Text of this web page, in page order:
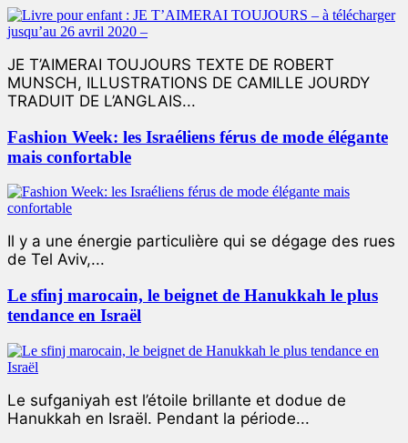
JE T’AIMERAI TOUJOURS TEXTE DE ROBERT
MUNSCH, ILLUSTRATIONS DE CAMILLE JOURDY
TRADUIT DE L’ANGLAIS...
Fashion Week: les Israéliens férus de mode élégante
mais confortable
Il y a une énergie particulière qui se dégage des rues
de Tel Aviv,...
Le sfinj marocain, le beignet de Hanukkah le plus
tendance en Israël
Le sufganiyah est l’étoile brillante et dodue de
Hanukkah en Israël. Pendant la période...